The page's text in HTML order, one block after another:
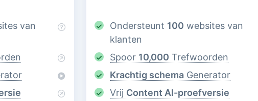
van
Ondersteunt 100 websites van
klanten
Spoor 10,000 Trefwoorden
Krachtig schema Generator
Vrij Content AI-proefversie